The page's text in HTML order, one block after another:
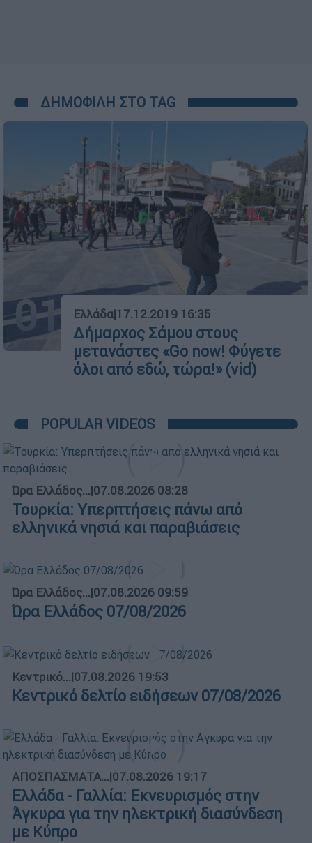
ΔΗΜΟΦΙΛΗ ΣΤΟ TAG
01 Ελλάδα|17.12.2019 16:35
Δήμαρχος Σάμου στους
μετανάστες «Go now! Φύγετε
όλοι από εδώ, τώρα!» (vid)
POPULAR VIDEOS
Ώρα Ελλάδος...|07.08.2026 08:28
Τουρκία: Υπερπτήσεις πάνω από
ελληνικά νησιά και παραβιάσεις
Ώρα Ελλάδος...|07.08.2026 09:59
Ώρα Ελλάδος 07/08/2026
Κεντρικό...|07.08.2026 19:53
Κεντρικό δελτίο ειδήσεων 07/08/2026
ΑΠΟΣΠΑΣΜΑΤΑ...|07.08.2026 19:17
Ελλάδα - Γαλλία: Εκνευρισμός στην
Άγκυρα για την ηλεκτρική διασύνδεση
με Κύπρο